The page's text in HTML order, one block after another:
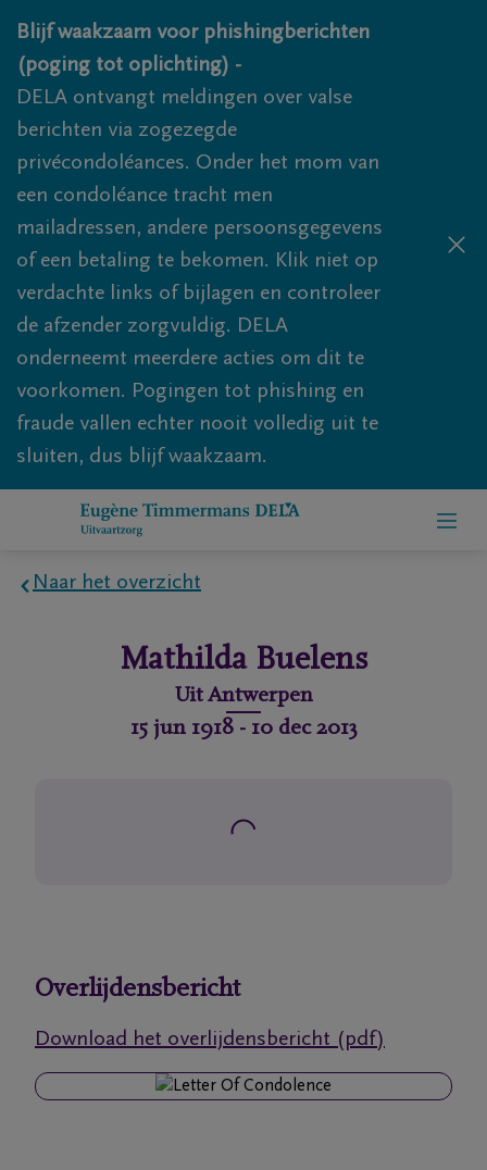
Overslaan en naar inhoud gaan
Blijf waakzaam voor phishingberichten
(poging tot oplichting) -
DELA ontvangt meldingen over valse
berichten via zogezegde
privécondoléances. Onder het mom van
een condoléance tracht men
mailadressen, andere persoonsgegevens
of een betaling te bekomen. Klik niet op
verdachte links of bijlagen en controleer
de afzender zorgvuldig. DELA
onderneemt meerdere acties om dit te
voorkomen. Pogingen tot phishing en
fraude vallen echter nooit volledig uit te
sluiten, dus blijf waakzaam.
Naar het overzicht
Mathilda Buelens
Uit Antwerpen
15 jun 1918- 10 dec 2013
Overlijdensbericht
Download het overlijdensbericht (pdf)